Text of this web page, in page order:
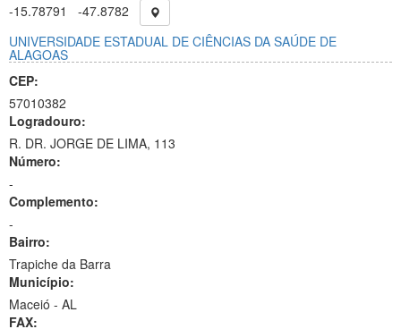
-15.78791
-47.8782
UNIVERSIDADE ESTADUAL DE CIÊNCIAS DA SAÚDE DE
ALAGOAS
CEP:
57010382
Logradouro:
R. DR. JORGE DE LIMA, 113
Número:
-
Complemento:
-
Bairro:
Trapiche da Barra
Município:
Maceió - AL
FAX: